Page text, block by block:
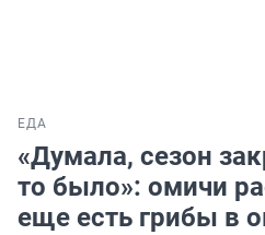
ЕДА
«Думала, сезон
то было»: омичи
еще есть грибы в